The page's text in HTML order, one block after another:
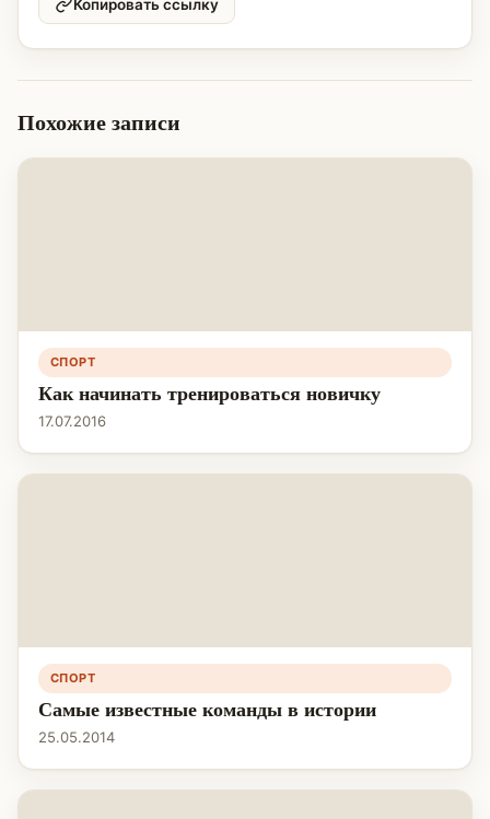
Копировать ссылку
Похожие записи
СПОРТ
Как начинать тренироваться новичку
17.07.2016
СПОРТ
Самые известные команды в истории
25.05.2014